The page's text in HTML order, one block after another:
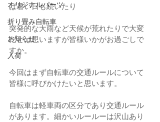
オリジナルパーツ
折り畳み自転車
お知らせ
入荷
ば暑い日も続いたり
突発的な大雨など天候が荒れたりで大変
だとは思いますが皆様いかがお過ごしで
すか。
今回はまず自転車の交通ルールについて
皆様に呼びかけたいと思います。
自転車は軽車両の区分であり交通ルール
があります。細かいルールーは沢山あり